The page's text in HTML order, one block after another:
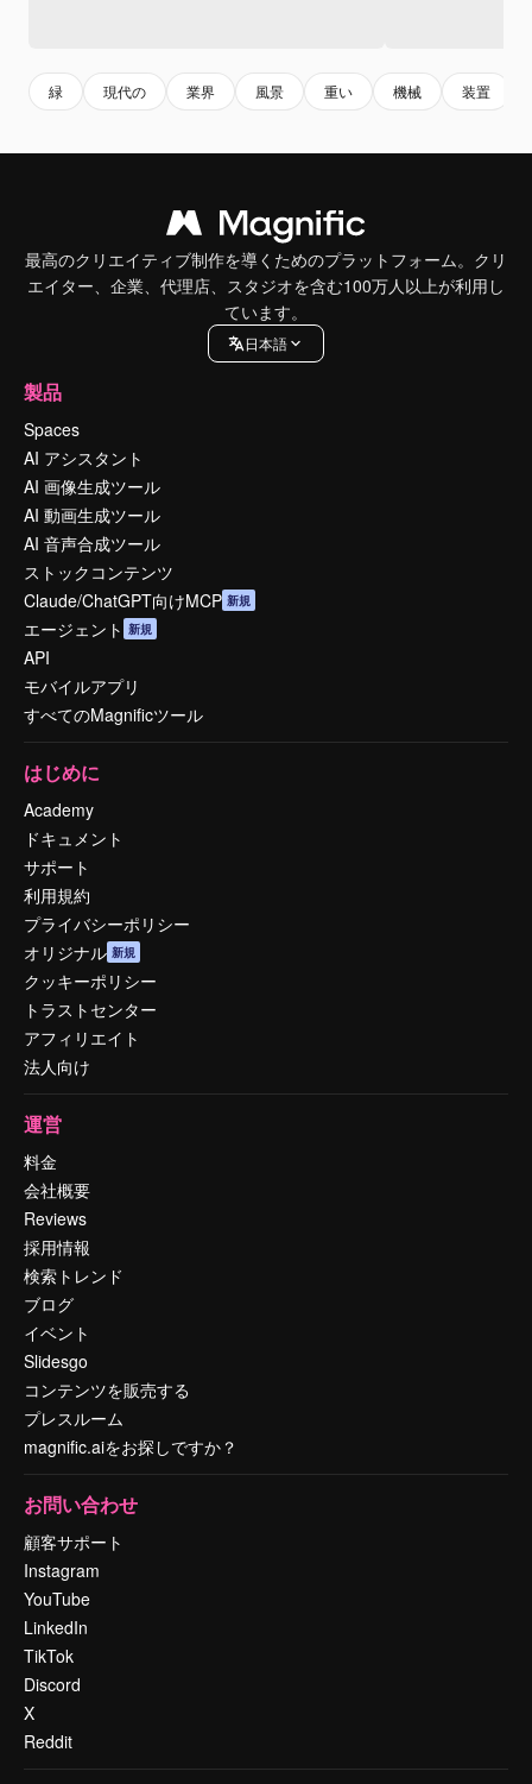
緑 現代の 業界 風景 重い 機械 装置
最高のクリエイティブ制作を導くためのプラットフォーム。クリ
エイター、企業、代理店、スタジオを含む100万人以上が利用し
ています。
日本語
製品
Spaces
AI アシスタント
AI 画像生成ツール
AI 動画生成ツール
AI 音声合成ツール
ストックコンテンツ
Claude/ChatGPT向けMCP 新規
エージェント 新規
API
モバイルアプリ
すべてのMagnificツール
はじめに
Academy
ドキュメント
サポート
利用規約
プライバシーポリシー
オリジナル 新規
クッキーポリシー
トラストセンター
アフィリエイト
法人向け
運営
料金
会社概要
Reviews
採用情報
検索トレンド
ブログ
イベント
Slidesgo
コンテンツを販売する
プレスルーム
magnific.aiをお探しですか？
お問い合わせ
顧客サポート
Instagram
YouTube
LinkedIn
TikTok
Discord
X
Reddit